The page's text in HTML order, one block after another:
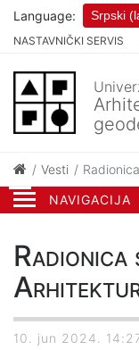
NAVIGACIJA
NASTAVNIČKI SERVIS
Language: Srpski
Vesti
Radionica
10. jun 2024.